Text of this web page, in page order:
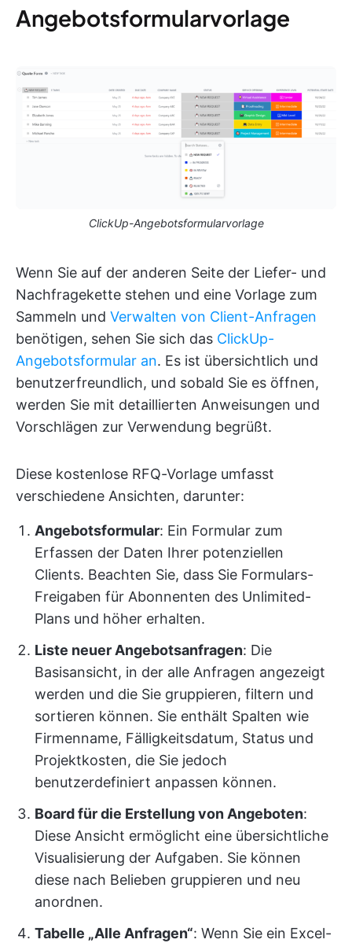
Angebotsformularvorlage
ClickUp-Angebotsformularvorlage
Wenn Sie auf der anderen Seite der Liefer- und
Nachfragekette stehen und eine Vorlage zum
Sammeln und Verwalten von Client-Anfragen
benötigen, sehen Sie sich das ClickUp-
Angebotsformular an. Es ist übersichtlich und
benutzerfreundlich, und sobald Sie es öffnen,
werden Sie mit detaillierten Anweisungen und
Vorschlägen zur Verwendung begrüßt.
Diese kostenlose RFQ-Vorlage umfasst
verschiedene Ansichten, darunter:
Angebotsformular: Ein Formular zum
Erfassen der Daten Ihrer potenziellen
Clients. Beachten Sie, dass Sie Formulars-
Freigaben für Abonnenten des Unlimited-
Plans und höher erhalten.
Liste neuer Angebotsanfragen: Die
Basisansicht, in der alle Anfragen angezeigt
werden und die Sie gruppieren, filtern und
sortieren können. Sie enthält Spalten wie
Firmenname, Fälligkeitsdatum, Status und
Projektkosten, die Sie jedoch
benutzerdefiniert anpassen können.
Board für die Erstellung von Angeboten:
Diese Ansicht ermöglicht eine übersichtliche
Visualisierung der Aufgaben. Sie können
diese nach Belieben gruppieren und neu
anordnen.
Tabelle „Alle Anfragen“: Wenn Sie ein Excel-